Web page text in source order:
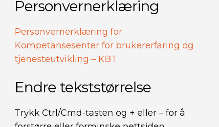
Personvernerklæring
Personvernerklæring for
Kompetansesenter for brukererfaring og
tjenesteutvikling – KBT
Endre tekststørrelse
Trykk Ctrl/Cmd-tasten og + eller – for å